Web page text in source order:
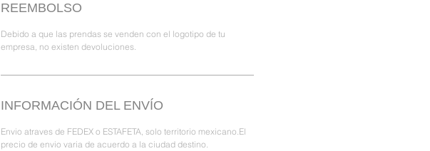
REEMBOLSO
Debido a que las prendas se venden con el logotipo de tu
empresa, no existen devoluciones.
INFORMACIÓN DEL ENVÍO
Envio atraves de FEDEX o ESTAFETA, solo territorio mexicano.El
precio de envio varia de acuerdo a la ciudad destino.